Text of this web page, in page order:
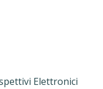
Elettronici